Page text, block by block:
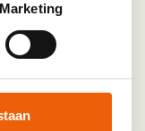
Marketing